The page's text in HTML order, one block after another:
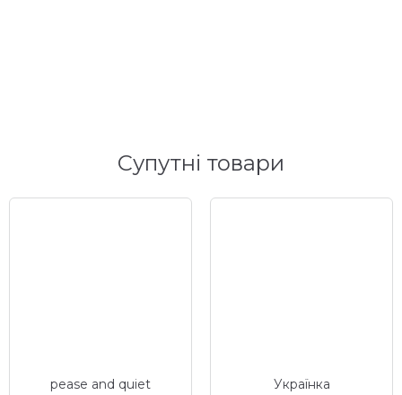
Супутні товари
pease and quiet Українка